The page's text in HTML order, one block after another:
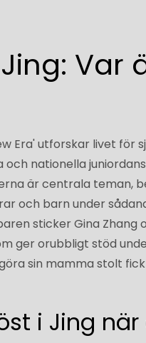
Var
Era' utforskar livet
nationella
är centrala teman,
och barn under
sticker Gina Zhang
ger orubbligt stöd
sin mamma stolt
i Jing